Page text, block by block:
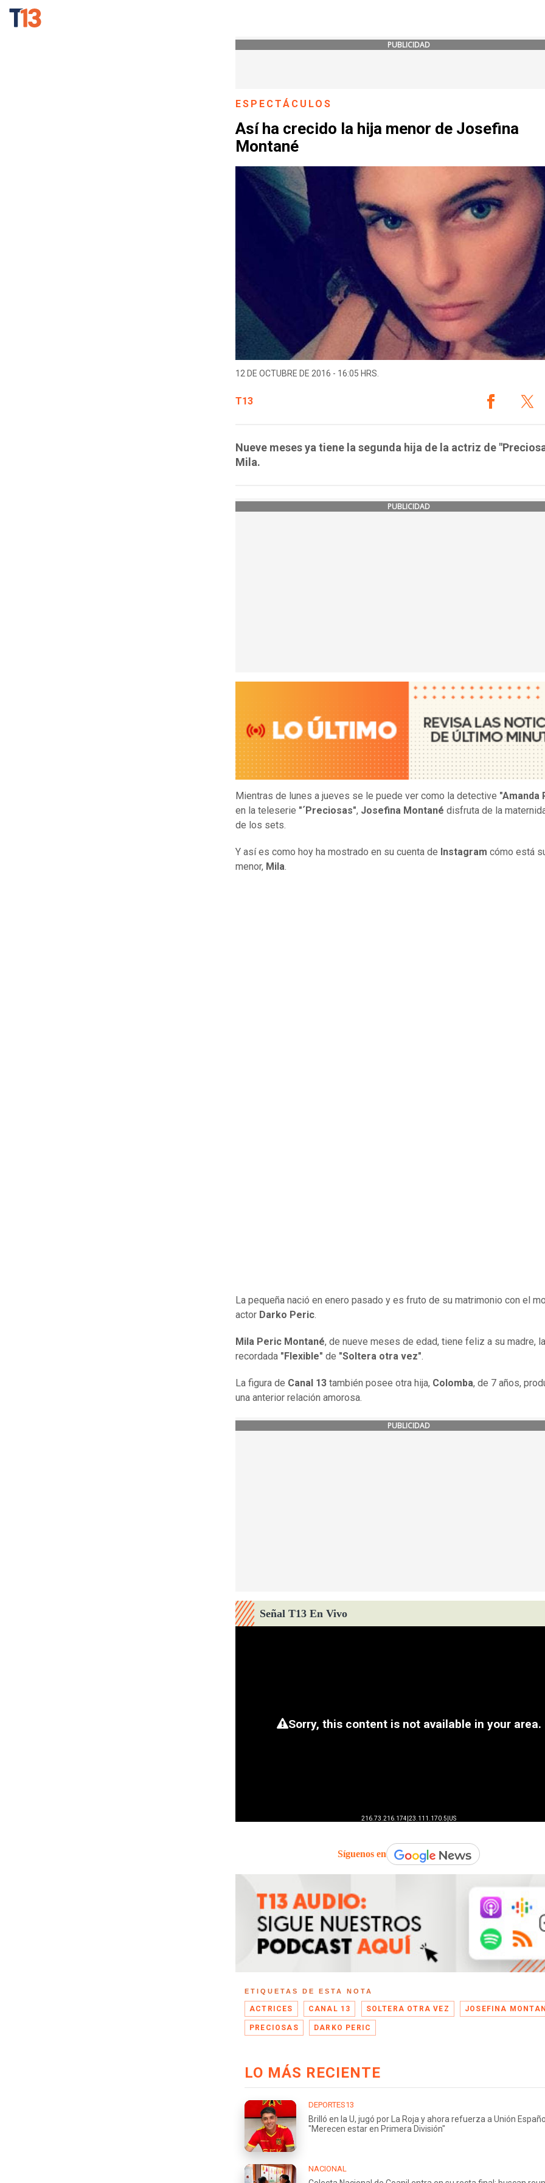
PUBLICIDAD
ESPECTÁCULOS
Así ha crecido la hija menor de Josefina
Montané
12 DE OCTUBRE DE 2016 - 16:05 HRS.
T13
Nueve meses ya tiene la segunda hija de la actriz de
Mila.
PUBLICIDAD
Mientras de lunes a jueves se le puede ver como la detective "Amanda
en la teleserie "´Preciosas", Josefina Montané disfruta de la
de los sets.
Y así es como hoy ha mostrado en su cuenta de Instagram cómo está
menor, Mila.
La pequeña nació en enero pasado y es fruto de su matrimonio con el
actor Darko Peric.
Mila Peric Montané, de nueve meses de edad, tiene feliz a su madre, la
recordada "Flexible" de "Soltera otra vez".
La figura de Canal 13 también posee otra hija, Colomba, de 7 años,
una anterior relación amorosa.
PUBLICIDAD
Señal T13 En Vivo
Síguenos en
ETIQUETAS DE ESTA NOTA
ACTRICES CANAL 13 SOLTERA OTRA VEZ JOSEFINA
PRECIOSAS DARKO PERIC
LO MÁS RECIENTE
DEPORTES13
Brilló en la U, jugó por La Roja y ahora refuerza a Unión
"Merecen estar en Primera División"
NACIONAL